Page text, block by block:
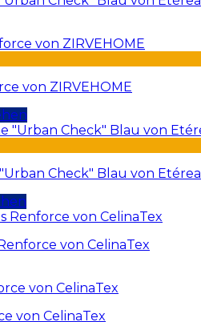
von ZIRVEHOME
Check" Blau von Etérea
von CelinaTex
von CelinaTex